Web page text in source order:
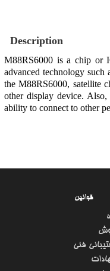
Description
M88RS6000 is a chip or
advanced technology
the M88RS6000, satellite
other display device.
ability to connect to other
قوانین
فنی